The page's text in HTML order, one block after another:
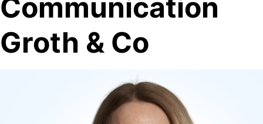
Communication
Groth & Co